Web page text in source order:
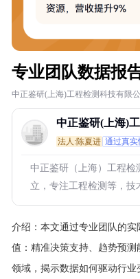
专业团队数据报
中正鉴研(上海)工程检测科技有限
中正鉴研(上海)
公司
法人:陈夏进 通过真实
中正鉴研（上海）工程检
立，专注工程检测等，技
介绍： 本文通过专业团队的
值：精准决策支持、趋势预
领域，揭示数据如何驱动行